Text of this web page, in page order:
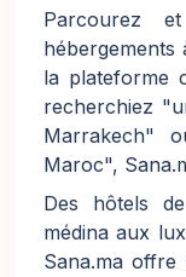
Parcourez
la plateforme
recherchiez
Marrakech"
Maroc",
Des hôtels
médina aux
Sana.ma